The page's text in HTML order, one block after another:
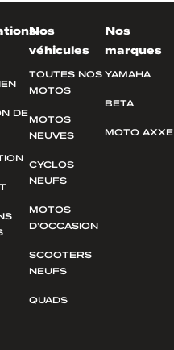
DE
Nos
véhicules
TOUTES NOS
MOTOS
MOTOS
NEUVES
CYCLOS
NEUFS
MOTOS
D’OCCASION
SCOOTERS
NEUFS
QUADS
Nos
marques
YAMAHA
BETA
MOTO AXXE